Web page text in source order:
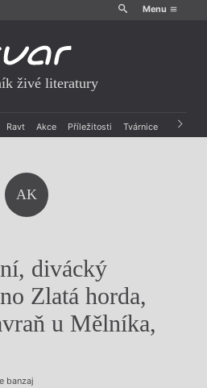
Menu
živé literatury
Ravt Akce Příležitosti Tvárnice Archiv
AK
divácký
Zlatá horda,
u Mělníka,
banzaj